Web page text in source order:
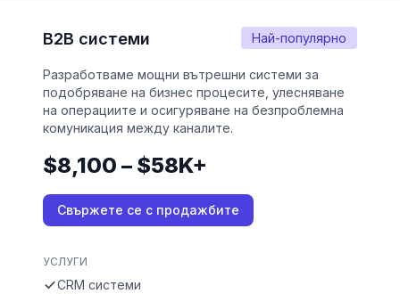
Най-популярно
B2B системи
Разработваме мощни вътрешни системи за
подобряване на бизнес процесите, улесняване
на операциите и осигуряване на безпроблемна
комуникация между каналите.
$8,100 – $58K+
Свържете се с продажбите
УСЛУГИ
CRM системи